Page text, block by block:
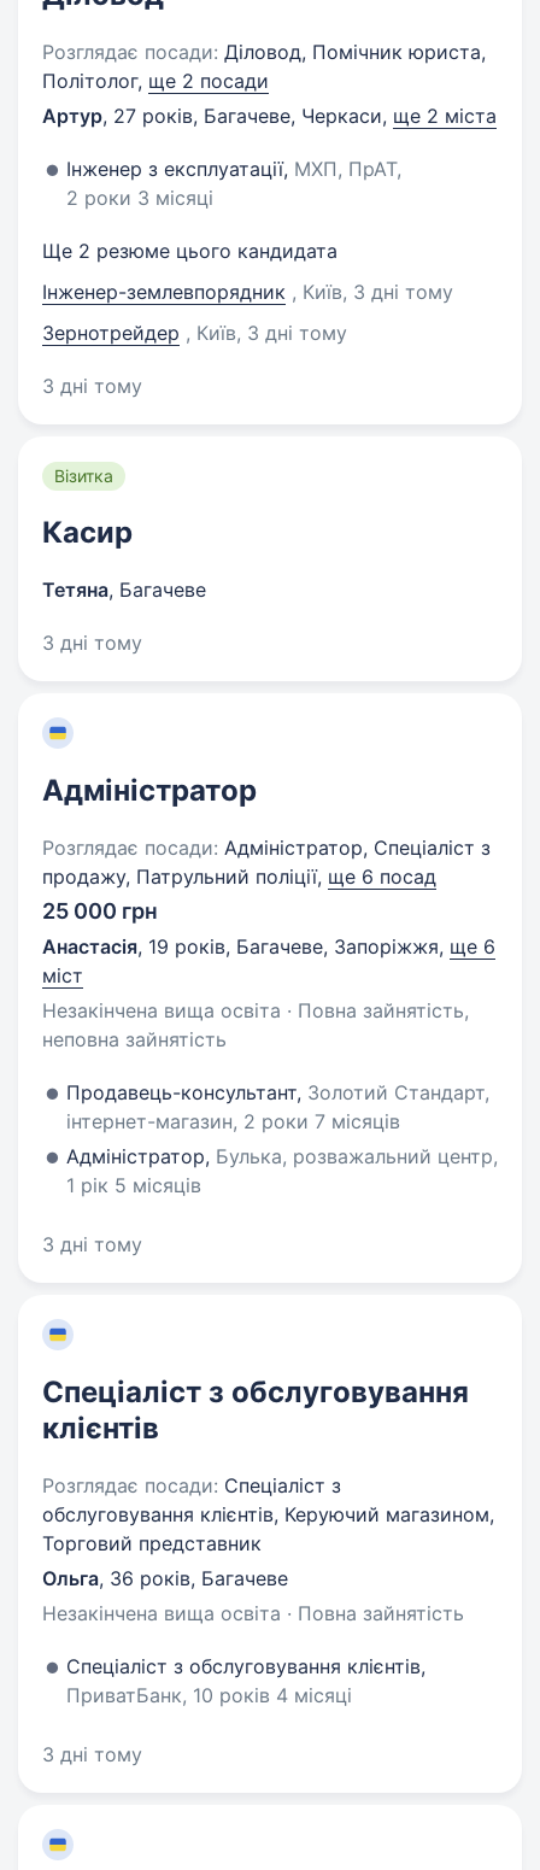
Розглядає посади: Діловод, Помічник юриста,
Політолог, ще 2 посади
Артур, 27 років, Багачеве, Черкаси, ще 2 міста
Інженер з експлуатації, МХП, ПрАТ,
2 роки 3 місяці
Ще 2 резюме цього кандидата
Інженер-землевпорядник , Київ, 3 дні тому
Зернотрейдер , Київ, 3 дні тому
3 дні тому
Візитка
Касир
Тетяна, Багачеве
3 дні тому
Адміністратор
Розглядає посади: Адміністратор, Спеціаліст з
продажу, Патрульний поліції, ще 6 посад
25 000 грн
Анастасія, 19 років, Багачеве, Запоріжжя, ще 6
міст
Незакінчена вища освіта · Повна зайнятість,
неповна зайнятість
Продавець-консультант, Золотий Стандарт,
інтернет-магазин, 2 роки 7 місяців
Адміністратор, Булька, розважальний центр,
1 рік 5 місяців
3 дні тому
Спеціаліст з обслуговування
клієнтів
Розглядає посади: Спеціаліст з
обслуговування клієнтів, Керуючий магазином,
Торговий представник
Ольга, 36 років, Багачеве
Незакінчена вища освіта · Повна зайнятість
Спеціаліст з обслуговування клієнтів,
ПриватБанк, 10 років 4 місяці
3 дні тому